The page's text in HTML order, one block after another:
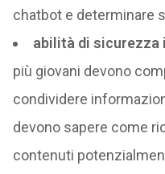
chatbot e determinare
abilità di sicurezza
più giovani devono
condividere
devono sapere come
contenuti